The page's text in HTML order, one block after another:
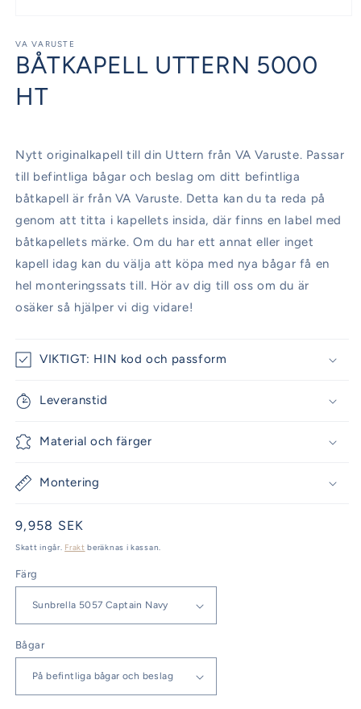
1
i
modalfönster
VA VARUSTE
BÅTKAPELL UTTERN 5000
HT
Nytt originalkapell till din Uttern från VA Varuste. Passar
till befintliga bågar och beslag om ditt befintliga
båtkapell är från VA Varuste. Detta kan du ta reda på
genom att titta i kapellets insida, där finns en label med
båtkapellets märke. Om du har ett annat eller inget
kapell idag kan du välja att köpa med nya bågar få en
hel monteringssats till. Hör av dig till oss om du är
osäker så hjälper vi dig vidare!
VIKTIGT: HIN kod och passform
Leveranstid
Material och färger
Montering
Ordinarie
pris
9,958 SEK
Skatt ingår. Frakt beräknas i kassan.
Färg
Bågar